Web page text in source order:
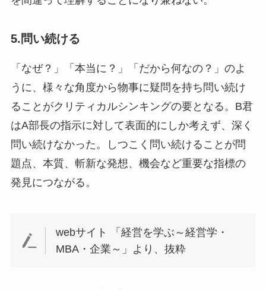
5.問い続ける
「なぜ？」「本当に？」「だから何なの？」のよ
うに、様々な角度から物事に疑問を持ち問い続け
ることがクリティカルシンキングの要となる。B君
はA部長の指示に対して表面的にしか考えず、深く
問い続けなかった。しつこく問い続けることが問
題点、本質、斬新な発想、機会など重要な指標の
発見につながる。
webサイト 「経営を学ぶ～経営学・
MBA・企業～」より、抜粋